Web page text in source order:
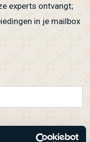
experts ontvangt;
in je mailbox